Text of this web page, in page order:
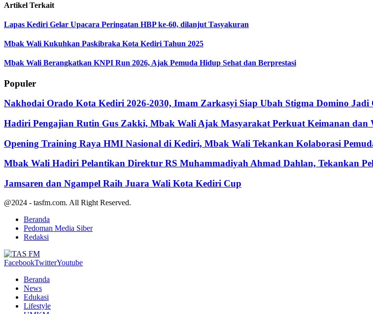
Artikel Terkait
Lapas Kediri Gelar Upacara Peringatan HBP ke-60, dilanjut Tasyakuran
Mbak Wali Kukuhkan Paskibraka Kota Kediri Tahun 2025
Mbak Wali Berangkatkan KNPI Run 2026, Ajak Pemuda Hidup Sehat dan Berprestasi
Populer
Nakhodai Orado Kota Kediri 2026-2030, Imam Zarkasyi Siap Ubah Stigma Domino Jadi
Hadiri Pengajian Rutin Gus Zakki, Mbak Wali Ajak Masyarakat Perkuat Keimanan
Opening Training Raya HMI Nasional di Kediri, Mbak Wali Tekankan Kolaborasi
Mbak Wali Hadiri Pelantikan Direktur RS Muhammadiyah Ahmad Dahlan, Tekankan
Jamsaren dan Ngampel Raih Juara Wali Kota Kediri Cup
@2024 - tasfm.com. All Right Reserved.
Beranda
Pedoman Media Siber
Redaksi
FacebookTwitterYoutube
Beranda
News
Edukasi
Lifestyle